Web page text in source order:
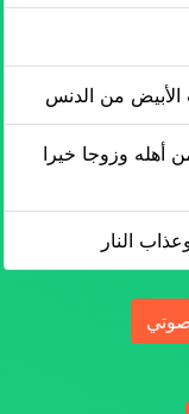
الأبيض من الدنس
أهله وزوجا خيرا
النار